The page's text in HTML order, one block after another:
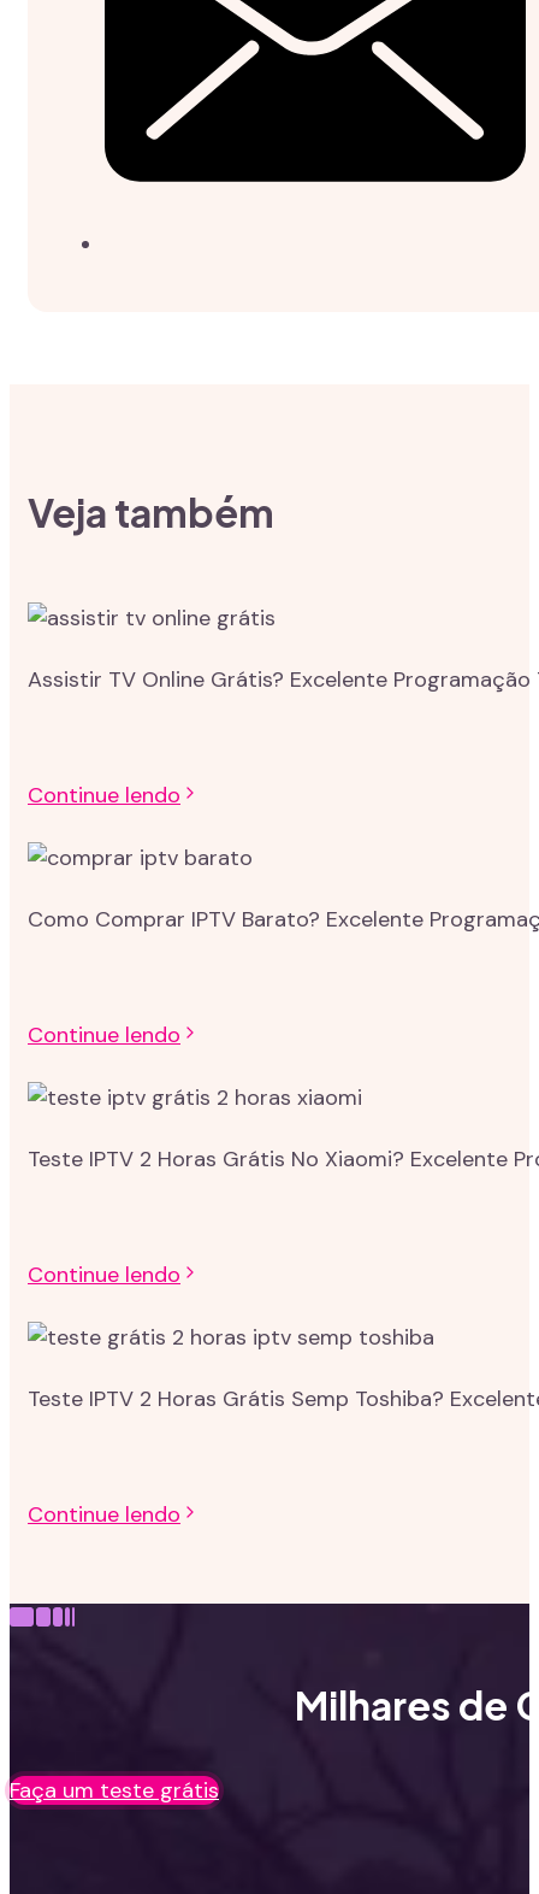
Veja também
Assistir TV Online Grátis? Excelente Programação
Continue lendo
Como Comprar IPTV Barato? Excelente
Continue lendo
Teste IPTV 2 Horas Grátis No Xiaomi? Excelente
Continue lendo
Teste IPTV 2 Horas Grátis Semp Toshiba?
Continue lendo
Milhares de
Faça um teste grátis